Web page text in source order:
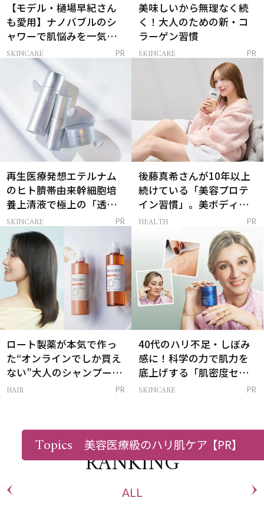
【モデル・樋場早紀さん
も愛用】ナノバブルのシ
ャワーで肌悩みを一気に
解決
SKINCARE PR
美味しいから無理なく続
く！大人のための新・コ
ラーゲン習慣
SKINCARE PR
再生医療発想エテルナム
のヒト臍帯由来幹細胞培
養上清液で極上の「透明
感ハリ肌」へ
SKINCARE PR
後藤真希さんが10年以上
続けている「美容プロテ
イン習慣」。美ボディを
支える朝ルーティンと
HEALTH PR
ロート製薬が本気で作っ
た“オンラインでしか買え
ない”大人のシャンプー＆
トリートメントって？
HAIR PR
40代のハリ不足・しぼみ
感に！科学の力で肌力を
底上げする「肌密度セラ
ム」
SKINCARE PR
RANKING
ALL
Topics 美容医療級のハリ肌ケア【PR】